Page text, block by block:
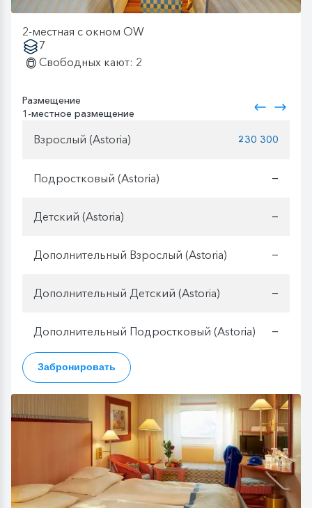
2-местная с окном OW
7
Свободных кают: 2
Размещение
1-местное размещение
Взрослый (Astoria) 230 300
Подростковый (Astoria) —
Детский (Astoria) —
Дополнительный Взрослый (Astoria) —
Дополнительный Детский (Astoria) —
Дополнительный Подростковый (Astoria) —
Забронировать